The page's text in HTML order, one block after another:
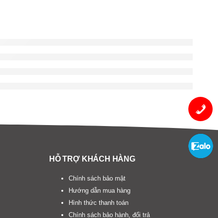
HỖ TRỢ KHÁCH HÀNG
Chính sách bảo mật
Hướng dẫn mua hàng
Hình thức thanh toán
Chính sách bảo hành, đổi trả